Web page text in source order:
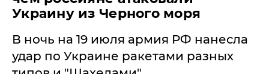
Украину из Черного моря
В ночь на 19 июля армия РФ нанесла
удар по Украине ракетами разных